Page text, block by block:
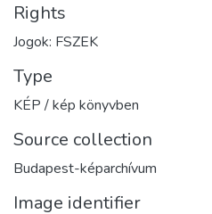
Rights
Jogok: FSZEK
Type
KÉP / kép könyvben
Source collection
Budapest-képarchívum
Image identifier